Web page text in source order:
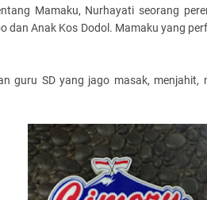
Mamaku, Nurhayati seorang
dan Anak Kos Dodol. Mamaku yang
guru SD yang jago masak,